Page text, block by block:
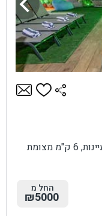
בעמק הירדן, סמוך לכנרת, לעמק המעיינות, 6 ק"מ מצומת
החל מ
₪5000